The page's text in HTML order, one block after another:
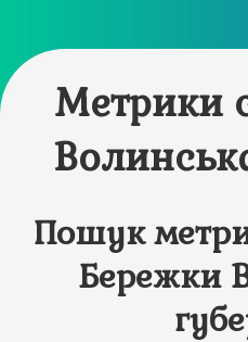
Метрики
Пошук
Бережки